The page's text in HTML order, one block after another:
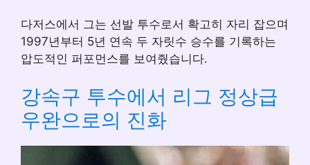
다저스에서 그는 선발 투수로서 확고히 자리 잡으며
1997년부터 5년 연속 두 자릿수 승수를 기록하는
압도적인 퍼포먼스를 보여줬습니다.
강속구 투수에서 리그 정상급
우완으로의 진화